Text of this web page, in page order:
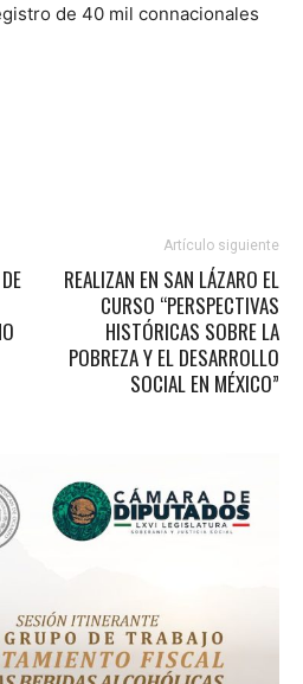
de 40 mil connacionales
Artículo siguiente
REALIZAN EN SAN LÁZARO EL
CURSO “PERSPECTIVAS
HISTÓRICAS SOBRE LA
POBREZA Y EL DESARROLLO
SOCIAL EN MÉXICO”